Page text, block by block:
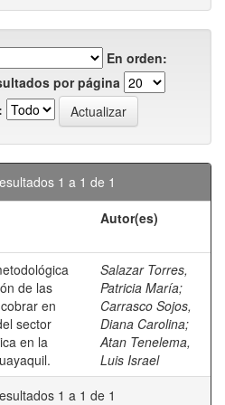
En orden:
por página
1 a 1 de 1
Autor(es)
de las
en
sector
en la
Salazar Torres,
Patricia María;
Carrasco Sojos,
Diana Carolina;
Atan Tenelema,
Luis Israel
1 a 1 de 1